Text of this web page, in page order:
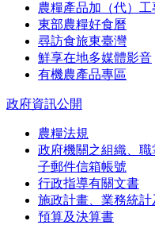
農糧產品加（代）工
東部農糧好食曆
尋訪食旅東臺灣
鮮享在地多媒體影音
有機農產品專區
政府資訊公開
農糧法規
政府機關之組織、
子郵件信箱帳號
行政指導有關文書
施政計畫、業務統
預算及決算書